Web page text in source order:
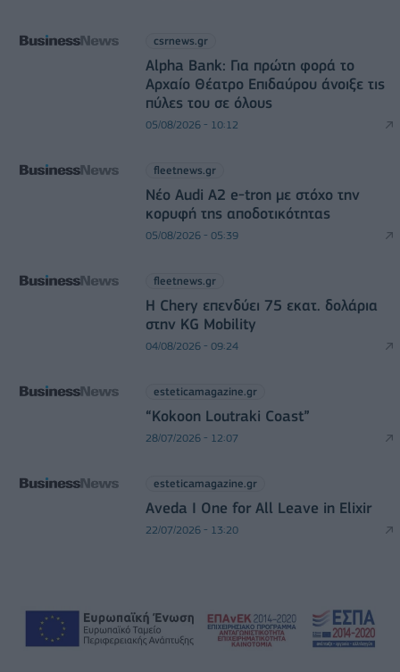
csrnews.gr
Alpha Bank: Για πρώτη φορά το
Αρχαίο Θέατρο Επιδαύρου άνοιξε τις
πύλες του σε όλους
05/08/2026 - 10:12
fleetnews.gr
Νέο Audi A2 e-tron με στόχο την
κορυφή της αποδοτικότητας
05/08/2026 - 05:39
fleetnews.gr
Η Chery επενδύει 75 εκατ. δολάρια
στην KG Mobility
04/08/2026 - 09:24
esteticamagazine.gr
“Kokoon Loutraki Coast”
28/07/2026 - 12:07
esteticamagazine.gr
Aveda I One for All Leave in Elixir
22/07/2026 - 13:20